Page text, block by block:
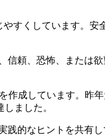
すくしています。安
頼、恐怖、または
成しています。昨
ました。
的なヒントを共有